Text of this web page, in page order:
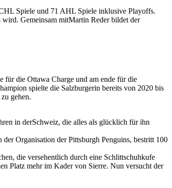
Spiele und 71 AHL Spiele inklusive Playoffs.
Gemeinsam mitMartin Reder bildet der
für die Ottawa Charge und am ende für die
spielte die Salzburgerin bereits von 2020 bis
gehen.
in derSchweiz, die alles als glücklich für ihn
Organisation der Pittsburgh Penguins, bestritt 100
die versehentlich durch eine Schlittschuhkufe
Platz mehr im Kader von Sierre. Nun versucht der